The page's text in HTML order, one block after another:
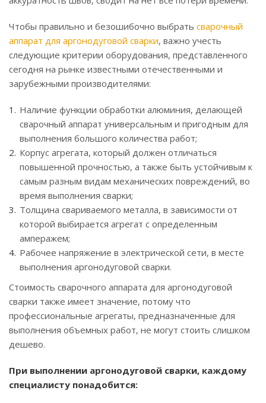
Чтобы правильно и безошибочно выбрать сварочный
аппарат для аргонодуговой сварки, важно учесть
следующие критерии оборудования, представленного
сегодня на рынке известными отечественными и
зарубежными производителями:
Наличие функции обработки алюминия, делающей
сварочный аппарат универсальным и пригодным для
выполнения большого количества работ;
Корпус агрегата, который должен отличаться
повышенной прочностью, а также быть устойчивым к
самым разным видам механических повреждений, во
время выполнения сварки;
Толщина свариваемого металла, в зависимости от
которой выбирается агрегат с определенным
амперажем;
Рабочее напряжение в электрической сети, в месте
выполнения аргонодуговой сварки.
Стоимость сварочного аппарата для аргонодуговой
сварки также имеет значение, потому что
профессиональные агрегаты, предназначенные для
выполнения объемных работ, не могут стоить слишком
дешево.
При выполнении аргонодуговой сварки, каждому
специалисту понадобится: